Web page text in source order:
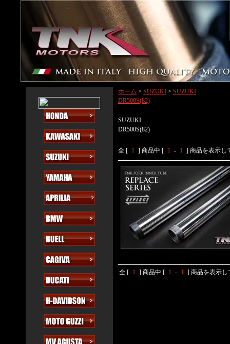
ホーム > SUZUKI > SUZUKI
DR500S(82)
SUZUKI
DR500S(82)
全 [ 1 ] 商品中 [ 1 - 1 ] 商品を表示し
全 [ 1 ] 商品中 [ 1 - 1 ] 商品を表示し